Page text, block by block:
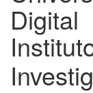
Digital